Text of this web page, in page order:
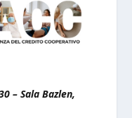
– Sala Bazlen,